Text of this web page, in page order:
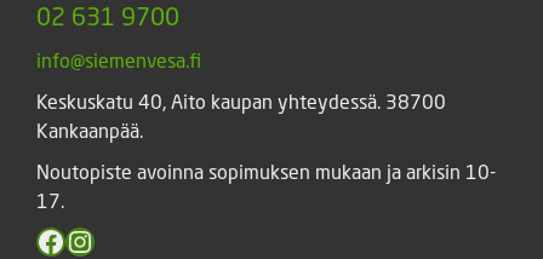
02 631 9700
info@siemenvesa.fi
Keskuskatu 40, Aito kaupan yhteydessä. 38700
Kankaanpää.
Noutopiste avoinna sopimuksen mukaan ja arkisin 10-
17.
Facebook
Instagram